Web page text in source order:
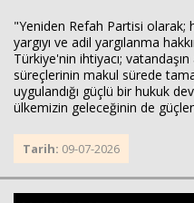
"Yeniden Refah Partisi olarak;
yargıyı ve adil yargılanma
Türkiye'nin ihtiyacı;
süreçlerinin makul sürede
uygulandığı güçlü bir hukuk
ülkemizin geleceğinin de
Tarih: 09-07-2026